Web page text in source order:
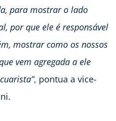
para mostrar o lado
por que ele é responsável
mostrar como os nossos
vem agregada a ele
, pontua a vice-